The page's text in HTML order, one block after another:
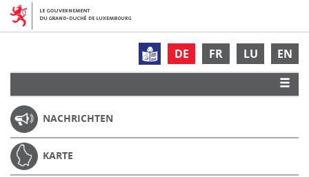
DE FR LU EN
NACHRICHTEN
KARTE